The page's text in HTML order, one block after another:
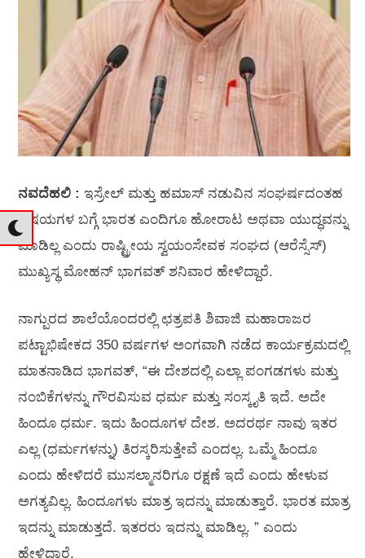
ನವದೆಹಲಿ : ಇಸ್ರೇಲ್ ಮತ್ತು ಹಮಾಸ್ ನಡುವಿನ ಸಂಘರ್ಷದಂತಹ
ವಿಷಯಗಳ ಬಗ್ಗೆ ಭಾರತ ಎಂದಿಗೂ ಹೋರಾಟ ಅಥವಾ ಯುದ್ಧವನ್ನು
ಮಾಡಿಲ್ಲ ಎಂದು ರಾಷ್ಟ್ರೀಯ ಸ್ವಯಂಸೇವಕ ಸಂಘದ (ಆರೆಸ್ಸೆಸ್)
ಮುಖ್ಯಸ್ಥ ಮೋಹನ್ ಭಾಗವತ್ ಶನಿವಾರ ಹೇಳಿದ್ದಾರೆ.
ನಾಗ್ಪುರದ ಶಾಲೆಯೊಂದರಲ್ಲಿ ಛತ್ರಪತಿ ಶಿವಾಜಿ ಮಹಾರಾಜರ
ಪಟ್ಟಾಭಿಷೇಕದ 350 ವರ್ಷಗಳ ಅಂಗವಾಗಿ ನಡೆದ ಕಾರ್ಯಕ್ರಮದಲ್ಲಿ
ಮಾತನಾಡಿದ ಭಾಗವತ್, “ಈ ದೇಶದಲ್ಲಿ ಎಲ್ಲಾ ಪಂಗಡಗಳು ಮತ್ತು
ನಂಬಿಕೆಗಳನ್ನು ಗೌರವಿಸುವ ಧರ್ಮ ಮತ್ತು ಸಂಸ್ಕೃತಿ ಇದೆ. ಅದೇ
ಹಿಂದೂ ಧರ್ಮ. ಇದು ಹಿಂದೂಗಳ ದೇಶ. ಅದರರ್ಥ ನಾವು ಇತರ
ಎಲ್ಲ (ಧರ್ಮಗಳನ್ನು) ತಿರಸ್ಕರಿಸುತ್ತೇವೆ ಎಂದಲ್ಲ. ಒಮ್ಮೆ ಹಿಂದೂ
ಎಂದು ಹೇಳಿದರೆ ಮುಸಲ್ಮಾನರಿಗೂ ರಕ್ಷಣೆ ಇದೆ ಎಂದು ಹೇಳುವ
ಅಗತ್ಯವಿಲ್ಲ. ಹಿಂದೂಗಳು ಮಾತ್ರ ಇದನ್ನು ಮಾಡುತ್ತಾರೆ. ಭಾರತ ಮಾತ್ರ
ಇದನ್ನು ಮಾಡುತ್ತದೆ. ಇತರರು ಇದನ್ನು ಮಾಡಿಲ್ಲ. ” ಎಂದು
ಹೇಳಿದ್ದಾರೆ.